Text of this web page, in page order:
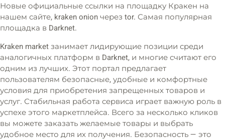
Новые официальные ссылки на площадку Кракен на
нашем сайте, kraken onion через tor. Самая популярная
площадка в Darknet.
Kraken market занимает лидирующие позиции среди
аналогичных платформ в Darknet, и многие считают его
одним из лучших. Этот портал предлагает
пользователям безопасные, удобные и комфортные
условия для приобретения запрещенных товаров и
услуг. Стабильная работа сервиса играет важную роль в
успехе этого маркетплейса. Всего за несколько кликов
вы можете заказать желаемые товары и выбрать
удобное место для их получения. Безопасность — это